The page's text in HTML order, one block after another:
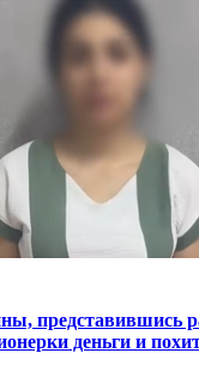
представившись
деньги и